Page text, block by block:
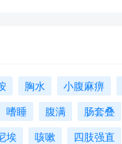
胸水 小腹麻痹
嗜睡 腹满 肠套叠
埃 咳嗽 四肢强直